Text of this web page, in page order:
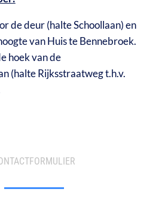
de deur (halte Schoollaan) en
van Huis te Bennebroek.
hoek van de
(halte Rijksstraatweg t.h.v.